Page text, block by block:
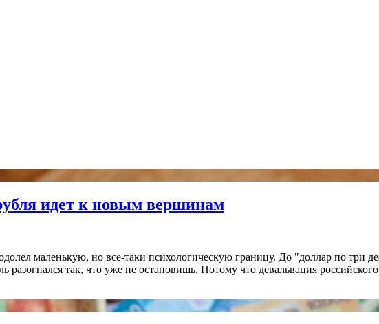
идет к новым вершинам
маленькую, но все-таки психологическую границу. До "доллар по три
так, что уже не остановишь. Потому что девальвация